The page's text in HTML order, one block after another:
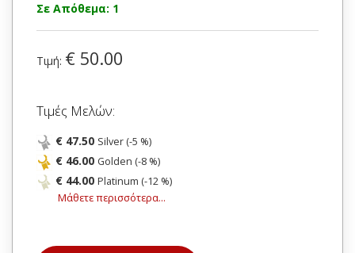
Σε Απόθεμα: 1
Τιμή: € 50.00
Τιμές Μελών:
€ 47.50 Silver (-5 %)
€ 46.00 Golden (-8 %)
€ 44.00 Platinum (-12 %)
Μάθετε περισσότερα...